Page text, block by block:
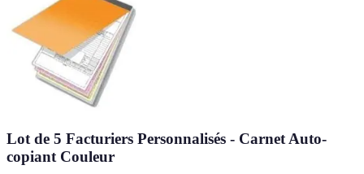
Lot de 5 Facturiers Personnalisés - Carnet Auto-
copiant Couleur